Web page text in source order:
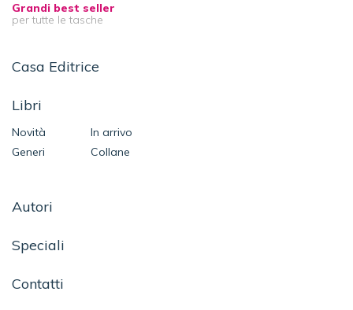
Grandi best seller
per tutte le tasche
Casa Editrice
Libri
Novità
In arrivo
Generi
Collane
Autori
Speciali
Contatti